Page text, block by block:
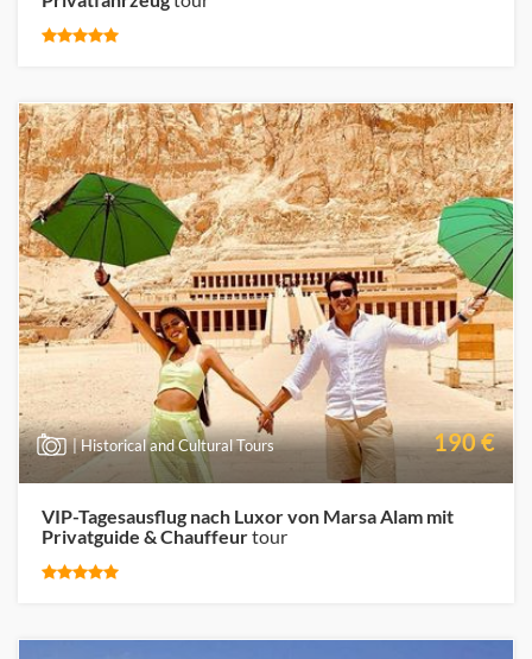
| Historical and Cultural Tours 190 €
VIP-Tagesausflug nach Luxor von Marsa Alam mit
Privatguide & Chauffeurtour